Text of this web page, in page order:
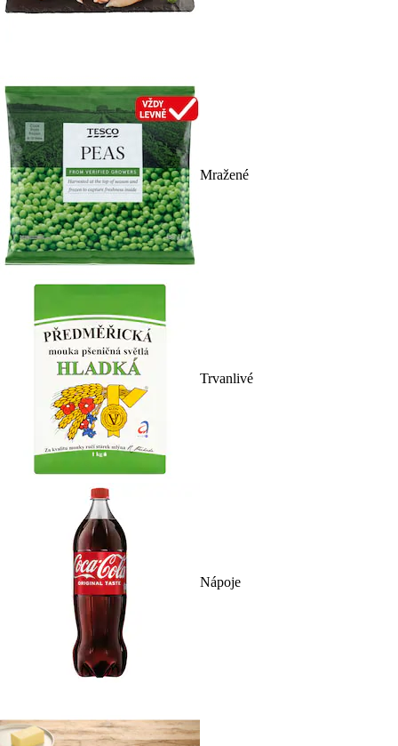
Mražené
Trvanlivé
Nápoje